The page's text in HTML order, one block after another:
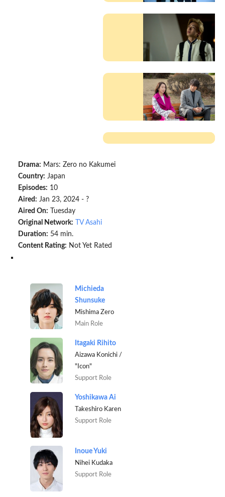
Drama: Mars: Zero no Kakumei
Country: Japan
Episodes: 10
Aired: Jan 23, 2024 - ?
Aired On: Tuesday
Original Network:
TV Asahi
Duration: 54 min.
Content Rating: Not Yet Rated
Michieda
Shunsuke
Mishima Zero
Main Role
Itagaki Rihito
Aizawa Konichi /
"Icon"
Support Role
Yoshikawa Ai
Takeshiro Karen
Support Role
Inoue Yuki
Nihei Kudaka
Support Role